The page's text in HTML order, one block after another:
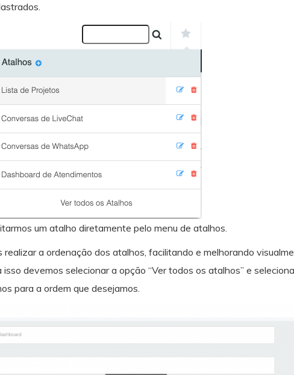
um atalho diretamente pelo menu de atalhos.
realizar a ordenação dos atalhos, facilitando e melhorando
devemos selecionar a opção “Ver todos os atalhos” e
para a ordem que desejamos.